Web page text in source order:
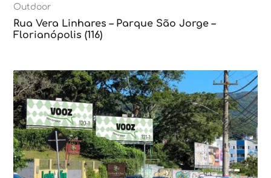
Outdoor
Rua Vera Linhares – Parque São Jorge –
Florianópolis (116)